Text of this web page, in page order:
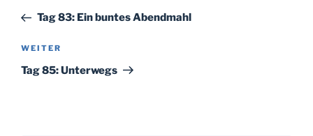
Beitrag
Tag 83: Ein buntes Abendmahl
Nächster
Beitrag
WEITER
Tag 85: Unterwegs